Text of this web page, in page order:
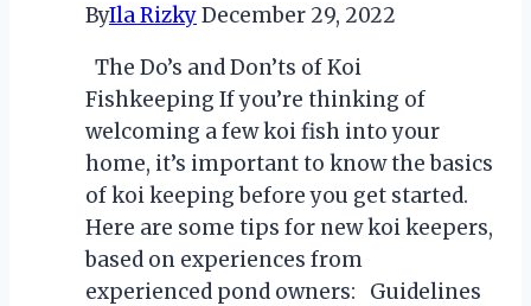
Sukses
ByIla RizkyDecember 29, 2022
The Do’s and Don’ts of Koi
Fishkeeping If you’re thinking of
welcoming a few koi fish into your
home, it’s important to know the basics
of koi keeping before you get started.
Here are some tips for new koi keepers,
based on experiences from
experienced pond owners: Guidelines